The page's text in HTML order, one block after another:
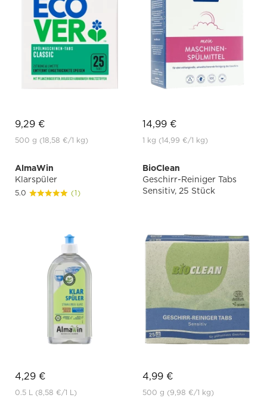
9,29 €
500 g (18,58 €/1 kg)
14,99 €
1 kg (14,99 €/1 kg)
AlmaWin
Klarspüler
5.0 (1)
4,29 €
0.5 L (8,58 €/1 L)
BioClean
Geschirr-Reiniger Tabs
Sensitiv, 25 Stück
4,99 €
500 g (9,98 €/1 kg)